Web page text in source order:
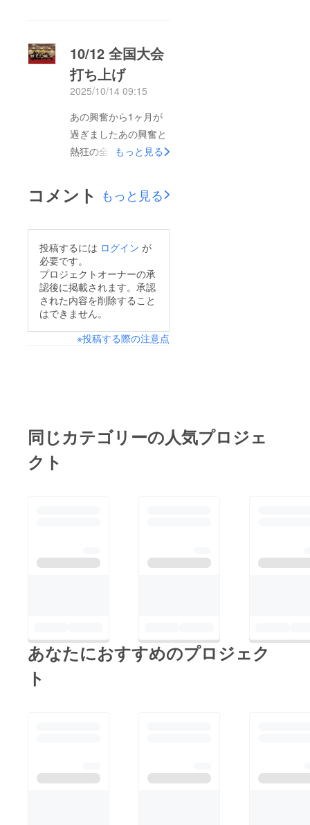
ことを心よりお礼申し
上げます。これからも
芦屋ラグビースクール
す！皆様に愛され、
ファンになっていただ
けるチームにしていき
す！どうか末長く応援
のほどよろしくお願い
ビースクールクラファ
ン部一同
代表し30名のエント
リーメンバーが心を込
めて寄せ書きをしま
た。グランドで観ると
頼もしい選手達も、い
ざ字を書かせると普通
たが、皆様への感謝の
とれます。こちらの寄
せ書きをPDFデータに
し、皆様のもとへメー
ルで送らせていただく
予定にしております。
クラファン部上げてご
用意しておりますので
10/12 全国大会
打ち上げ
2025/10/14 09:15
あの興奮から1ヶ月が
過ぎましたあの興奮と
熱狂の全国大会からも
しています。一、二年
生は午前の練習後に
げ参加。三年生も選抜
組はセレクションの後
に参加と、それぞれの
ステージは慌ただしく
最後には、皆様の元に
父兄の中にはあのお祭
り騒ぎを思い出し涙す
ます！皆様、来年へ続
致します！
もっと見る
コメント もっと見る
投稿するには ログイン が
必要です。
プロジェクトオーナーの承
認後に掲載されます。承認
された内容を削除すること
はできません。
※投稿する際の注意点
同じカテゴリーの人気プロジェ
クト
あなたにおすすめのプロジェク
ト